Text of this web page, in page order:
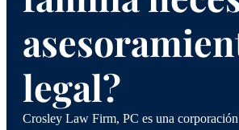
legal?
Crosley Law Firm, PC es una